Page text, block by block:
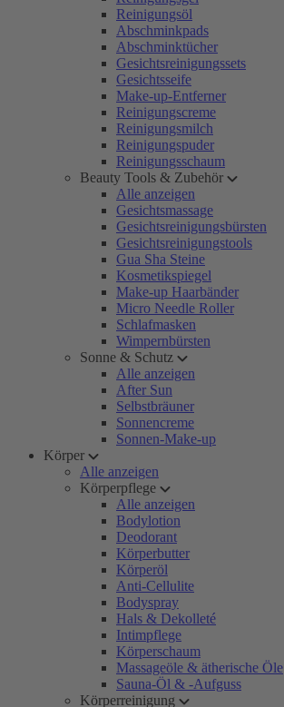
Reinigungsöl
Abschminkpads
Abschminktücher
Gesichtsreinigungssets
Gesichtsseife
Make-up-Entferner
Reinigungscreme
Reinigungsmilch
Reinigungspuder
Reinigungsschaum
Beauty Tools & Zubehör
Alle anzeigen
Gesichtsmassage
Gesichtsreinigungsbürsten
Gesichtsreinigungstools
Gua Sha Steine
Kosmetikspiegel
Make-up Haarbänder
Micro Needle Roller
Schlafmasken
Wimpernbürsten
Sonne & Schutz
Alle anzeigen
After Sun
Selbstbräuner
Sonnencreme
Sonnen-Make-up
Körper
Alle anzeigen
Körperpflege
Alle anzeigen
Bodylotion
Deodorant
Körperbutter
Körperöl
Anti-Cellulite
Bodyspray
Hals & Dekolleté
Intimpflege
Körperschaum
Massageöle & ätherische Öle
Sauna-Öl & -Aufguss
Körperreinigung